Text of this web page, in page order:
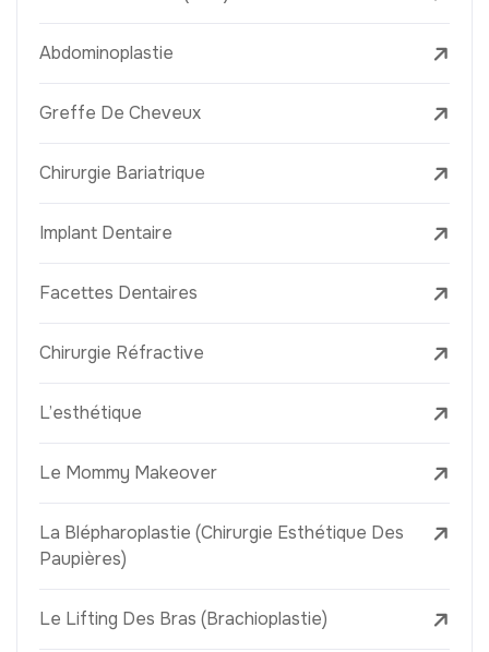
Abdominoplastie
Greffe De Cheveux
Chirurgie Bariatrique
Implant Dentaire
Facettes Dentaires
Chirurgie Réfractive
L’esthétique
Le Mommy Makeover
La Blépharoplastie (Chirurgie Esthétique Des
Paupières)
Le Lifting Des Bras (Brachioplastie)